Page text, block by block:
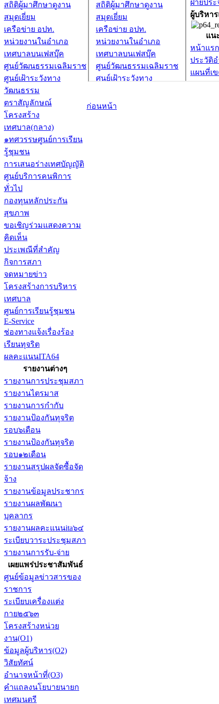
สถิติผู้มาศึกษาดูงาน
สมุดเยี่ยม
เครือข่าย อปท.
หน่วยงานในอำเภอ
เทศบาลบนเฟสบุ๊ค
ศูนย์วัฒนธรรมเฉลิมราช
ศูนย์เฝ้าระวังทาง
วัฒนธรรม
ตราสัญลักษณ์
โครงสร้าง
เทศบาล(กลาง)
๑ทศวรรษศูนย์การเรียน
รู้ชุมชน
การเสนอร่างเทศบัญญัติ
ศูนย์บริการคนพิการ
ทั่วไป
กองทุนหลักประกัน
สุขภาพ
ขอเชิญร่วมแสดงความ
คิดเห็น
ประเพณีที่สำคัญ
กิจการสภา
จดหมายข่าว
โครงสร้างการบริหาร
เทศบาล
ศูนย์การเรียนรู้ชุมชน
E-Service
ช่องทางแจ้งเรื่องร้อง
เรียนทุจริต
ผลคะแนนITA64
รายงานต่างๆ
รายงานการประชุมสภา
รายงานไตรมาส
รายงานการกำกับ
รายงานป้องกันทุจริต
รอบ๖เดือน
รายงานป้องกันทุจริต
รอบ๑๒เดือน
รายงานสรุปผลจัดซื้อจัด
จ้าง
รายงานข้อมูลประชากร
รายงานผลพัฒนา
บุคลากร
รายงานผลคะแนนita๖๔
ระเบียบวาระประชุมสภา
รายงานการรับ-จ่าย
เผยแพร่ประชาสัมพันธ์
ศูนย์ข้อมูลข่าวสารของ
ราชการ
ระเบียบเครื่องแต่ง
กาย๒๕๖๓
โครงสร้างหน่วย
งาน(O1)
ข้อมูลผู้บริหาร(O2)
วิสัยทัศน์
อำนาจหน้าที่(O3)
คำแถลงนโยบายนายก
เทศมนตรี
ก่อนหน้า